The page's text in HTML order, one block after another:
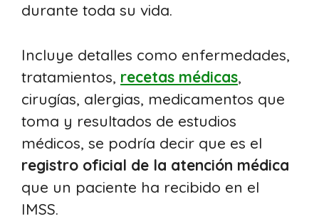
durante toda su vida.
Incluye detalles como enfermedades,
tratamientos, recetas médicas,
cirugías, alergias, medicamentos que
toma y resultados de estudios
médicos, se podría decir que es el
registro oficial de la atención médica
que un paciente ha recibido en el
IMSS.